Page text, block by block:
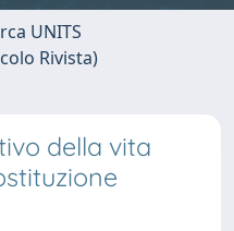
UNITS
Rivista)
della vita